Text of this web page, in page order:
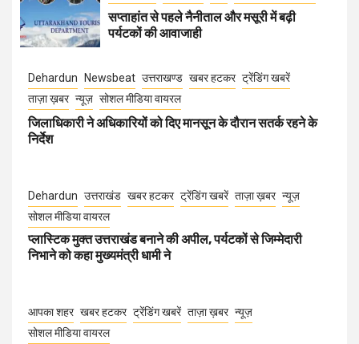
सप्ताहांत से पहले नैनीताल और मसूरी में बढ़ी
पर्यटकों की आवाजाही
Dehardun Newsbeat उत्तराखण्ड खबर हटकर ट्रेंडिंग खबरें
ताज़ा ख़बर न्यूज़ सोशल मीडिया वायरल
जिलाधिकारी ने अधिकारियों को दिए मानसून के दौरान सतर्क रहने के
निर्देश
Dehardun उत्तराखंड खबर हटकर ट्रेंडिंग खबरें ताज़ा ख़बर न्यूज़
सोशल मीडिया वायरल
प्लास्टिक मुक्त उत्तराखंड बनाने की अपील, पर्यटकों से जिम्मेदारी
निभाने को कहा मुख्यमंत्री धामी ने
आपका शहर खबर हटकर ट्रेंडिंग खबरें ताज़ा ख़बर न्यूज़
सोशल मीडिया वायरल